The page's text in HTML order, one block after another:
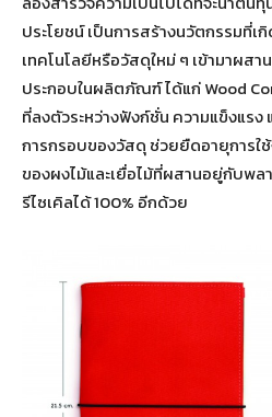
ประโยชน์ เป็นการสร้างนวัตกรรมที่เ
เทคโนโลยีหรือวัสดุใหม่ ๆ เข้ามาผส
ประกอบในผลิตภัณฑ์ ได้แก่ Wood
ที่ลงตัวระหว่างฟังก์ชั่น ความแข็งแรง
การกรอบของวัสดุ ช่วยยืดอายุการใ
ของผงไม้และเยื่อไม้ที่ผสานอยู่กับพ
รีไซเคิลได้ 100% อีกด้วย